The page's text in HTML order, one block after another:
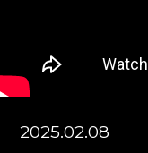
2025.02.08